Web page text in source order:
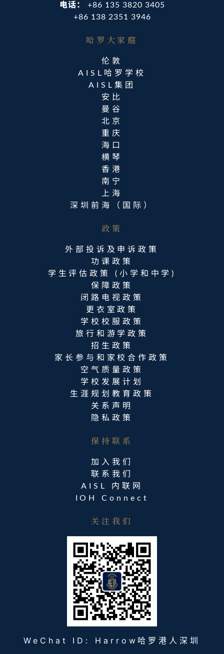
电话：
+86 135 3820 3405
+86 138 2351 3946
哈罗大家庭​
伦敦
AISL哈罗学校
AISL集团
安比
曼谷
北京
重庆
海口
横琴
香港
南宁
上海
深圳前海（国际）
政策
外部投诉及申诉政策
功课政策
学生评估政策 (小学和中学)
保障政策
闭路电视政策
更衣室政策
学校校服政策
旅行和游学政策
招生政策
家长参与和家校合作政策
空气质量政策
学校发展计划
生涯规划教育政策
关系声明
隐私政策
保持联系​
加入我们
联系我们
AISL 内联网
IOH Connect
关注我们
WeChat ID: Harrow哈罗港人深圳